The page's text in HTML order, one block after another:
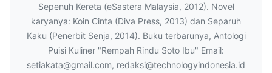
Sepenuh Kereta (eSastera Malaysia, 2012). Novel
karyanya: Koin Cinta (Diva Press, 2013) dan Separuh
Kaku (Penerbit Senja, 2014). Buku terbarunya, Antologi
Puisi Kuliner "Rempah Rindu Soto Ibu" Email:
setiakata@gmail.com, redaksi@technologyindonesia.id